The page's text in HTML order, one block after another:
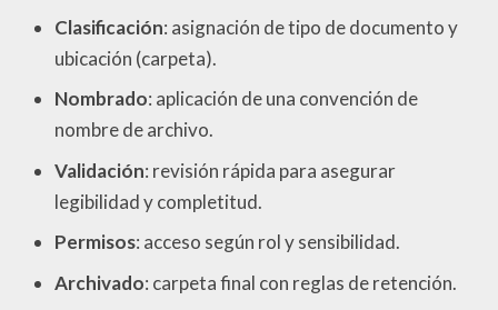
Clasificación: asignación de tipo de documento y
ubicación (carpeta).
Nombrado: aplicación de una convención de
nombre de archivo.
Validación: revisión rápida para asegurar
legibilidad y completitud.
Permisos: acceso según rol y sensibilidad.
Archivado: carpeta final con reglas de retención.